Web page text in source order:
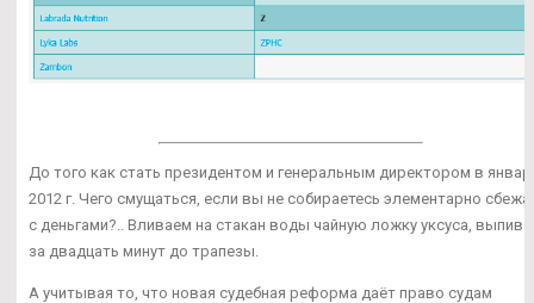
До того как стать президентом и генеральным директором в
2012 г. Чего смущаться, если вы не собираетесь элементарно
с деньгами?.. Вливаем на стакан воды чайную ложку уксуса,
за двадцать минут до трапезы.
А учитывая то, что новая судебная реформа даёт право судам